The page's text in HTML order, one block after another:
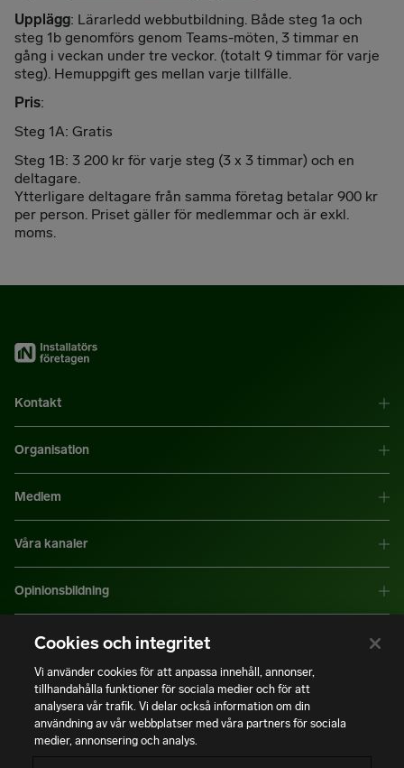
Upplägg: Lärarledd webbutbildning. Både steg 1a och
steg 1b genomförs genom Teams-möten, 3 timmar en
gång i veckan under tre veckor. (totalt 9 timmar för varje
steg). Hemuppgift ges mellan varje tillfälle.
Pris:
Steg 1A: Gratis
Steg 1B: 3 200 kr för varje steg (3 x 3 timmar) och en
deltagare.
Ytterligare deltagare från samma företag betalar 900 kr
per person. Priset gäller för medlemmar och är exkl.
moms.
Kontakt
Organisation
Medlem
Våra kanaler
Opinionsbildning
Mer information
Copyright © Installatörsföretagen. Alla rättigheter förbehålls.
Integritetspolicy | Användning av cookies | Bli medlem
Cookies och integritet
Vi använder cookies för att anpassa innehåll, annonser,
tillhandahålla funktioner för sociala medier och för att
analysera vår trafik. Vi delar också information om din
användning av vår webbplatser med våra partners för sociala
medier, annonsering och analys.